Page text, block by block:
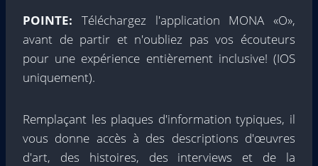
POINTE: Téléchargez l'application MONA «O»,
avant de partir et n'oubliez pas vos écouteurs
pour une expérience entièrement inclusive! (IOS
uniquement).
Remplaçant les plaques d'information typiques, il
vous donne accès à des descriptions d'œuvres
d'art, des histoires, des interviews et de la